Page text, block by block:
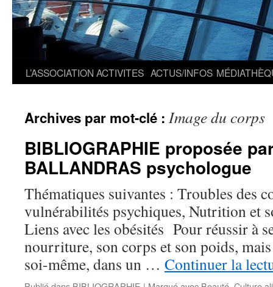
L’ASSOCIATION ACTIVITES ACTUS/INFOS
Archives par mot-clé : Image du corps
BIBLIOGRAPHIE proposée
BALLANDRAS psychologue
Thématiques suivantes : Troubles des
vulnérabilités psychiques, Nutrition et
Liens avec les obésités Pour réussir à
nourriture, son corps et son poids, mais
soi-même, dans un … Continuer la